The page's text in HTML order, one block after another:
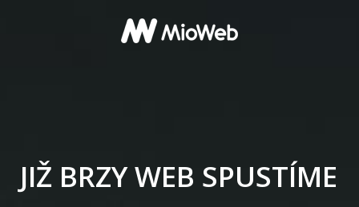
JIŽ BRZY WEB SPUSTÍME